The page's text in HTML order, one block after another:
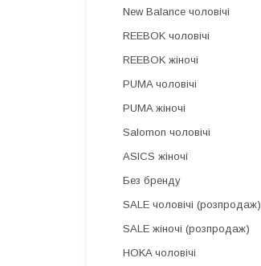
New Balance чоловічі
REEBOK чоловічі
REEBOK жіночі
PUMA чоловічі
PUMA жіночі
Salomon чоловічі
ASICS жіночі
Без бренду
SALE чоловічі (розпродаж)
SALE жіночі (розпродаж)
HOKA чоловічі